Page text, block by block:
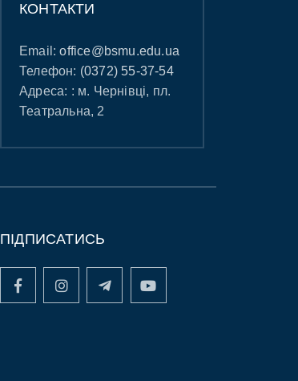
КОНТАКТИ
Email:office@bsmu.edu.ua
Телефон: (0372) 55-37-54
Адреса: : м. Чернівці, пл.
Театральна, 2
ПІДПИСАТИСЬ